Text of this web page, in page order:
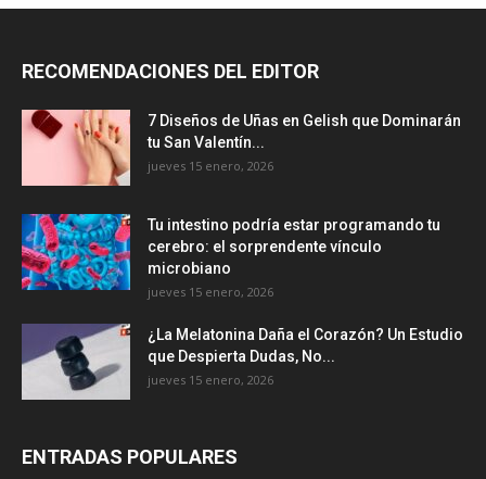
RECOMENDACIONES DEL EDITOR
7 Diseños de Uñas en Gelish que Dominarán
tu San Valentín...
jueves 15 enero, 2026
Tu intestino podría estar programando tu
cerebro: el sorprendente vínculo
microbiano
jueves 15 enero, 2026
¿La Melatonina Daña el Corazón? Un Estudio
que Despierta Dudas, No...
jueves 15 enero, 2026
ENTRADAS POPULARES